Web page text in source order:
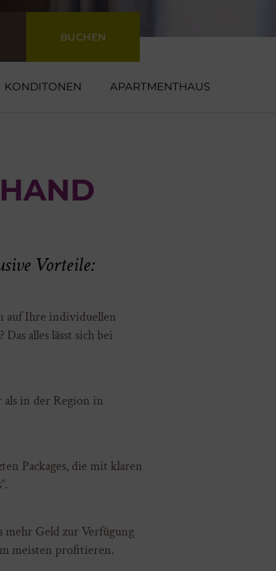
KONDITONEN APARTMENTHAUS
BUCHEN
Vorteile:
auf Ihre individuellen
alles lässt sich bei
als in der Region in
Packages, die mit klaren
mehr Geld zur Verfügung
meisten profitieren.